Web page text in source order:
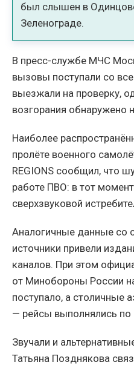
был слышен в
Зеленограде.
В пресс-службе МЧС
вызовы поступали со
выезжали на проверку,
возгорания обнаружено
Наиболее
пролёте военного
REGIONS сообщил, что
работе ПВО: в тот
сверхзвуковой
Аналогичные данные со
источники привели
каналов. При этом
от Минобороны России
поступало, а столичные
— рейсы выполнялись
Звучали и
Татьяна Позднякова